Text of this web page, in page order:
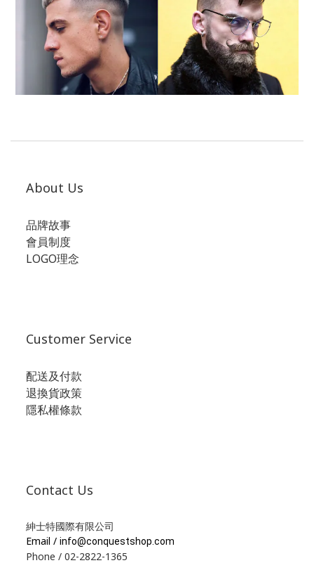
About Us
品牌故事
會員制度
LOGO理念
Customer Service
配送及付款
退換貨政策
隱私權條款
Contact Us
紳士特國際有限公司
Email / info@conquestshop.com
Phone / 02-2822-1365